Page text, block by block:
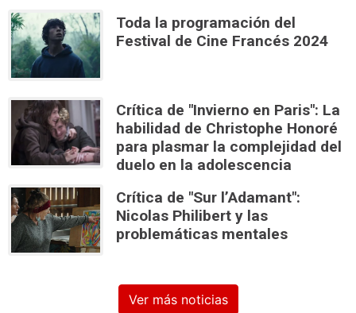
Toda la programación del
Festival de Cine Francés 2024
Crítica de "Invierno en Paris": La
habilidad de Christophe Honoré
para plasmar la complejidad del
duelo en la adolescencia
Crítica de "Sur l’Adamant":
Nicolas Philibert y las
problemáticas mentales
Ver más noticias